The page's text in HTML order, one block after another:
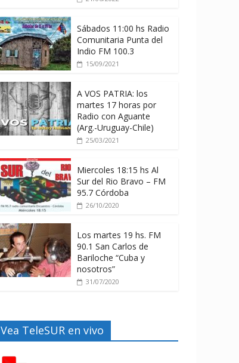
Sábados 11:00 hs Radio
Comunitaria Punta del
Indio FM 100.3
15/09/2021
A VOS PATRIA: los
martes 17 horas por
Radio con Aguante
(Arg.-Uruguay-Chile)
25/03/2021
Miercoles 18:15 hs Al
Sur del Rio Bravo – FM
95.7 Córdoba
26/10/2020
Los martes 19 hs. FM
90.1 San Carlos de
Bariloche “Cuba y
nosotros”
31/07/2020
Vea TeleSUR en vivo